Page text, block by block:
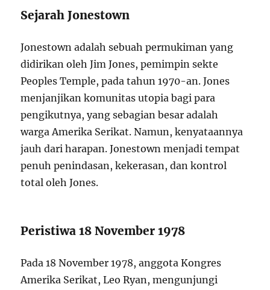
Sejarah Jonestown
Jonestown adalah sebuah permukiman yang
didirikan oleh Jim Jones, pemimpin sekte
Peoples Temple, pada tahun 1970-an. Jones
menjanjikan komunitas utopia bagi para
pengikutnya, yang sebagian besar adalah
warga Amerika Serikat. Namun, kenyataannya
jauh dari harapan. Jonestown menjadi tempat
penuh penindasan, kekerasan, dan kontrol
total oleh Jones.
Peristiwa 18 November 1978
Pada 18 November 1978, anggota Kongres
Amerika Serikat, Leo Ryan, mengunjungi